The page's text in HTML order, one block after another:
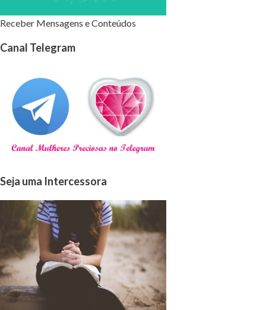
Receber Mensagens e Conteúdos
Canal Telegram
Seja uma Intercessora